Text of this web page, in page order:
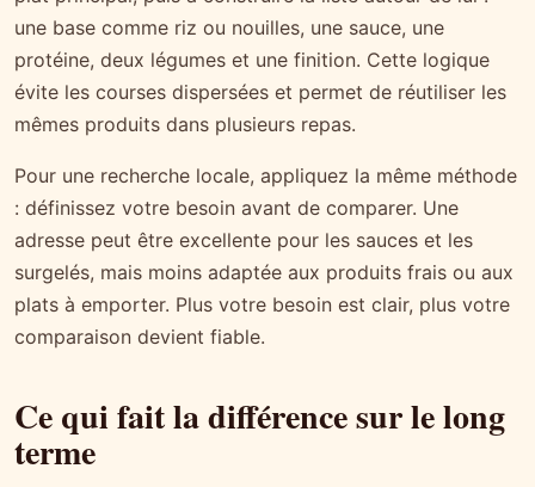
une base comme riz ou nouilles, une sauce, une
protéine, deux légumes et une finition. Cette logique
évite les courses dispersées et permet de réutiliser les
mêmes produits dans plusieurs repas.
Pour une recherche locale, appliquez la même méthode
: définissez votre besoin avant de comparer. Une
adresse peut être excellente pour les sauces et les
surgelés, mais moins adaptée aux produits frais ou aux
plats à emporter. Plus votre besoin est clair, plus votre
comparaison devient fiable.
Ce qui fait la différence sur le long
terme